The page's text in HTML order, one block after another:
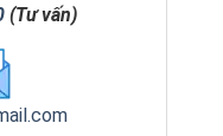
(Tư vấn)